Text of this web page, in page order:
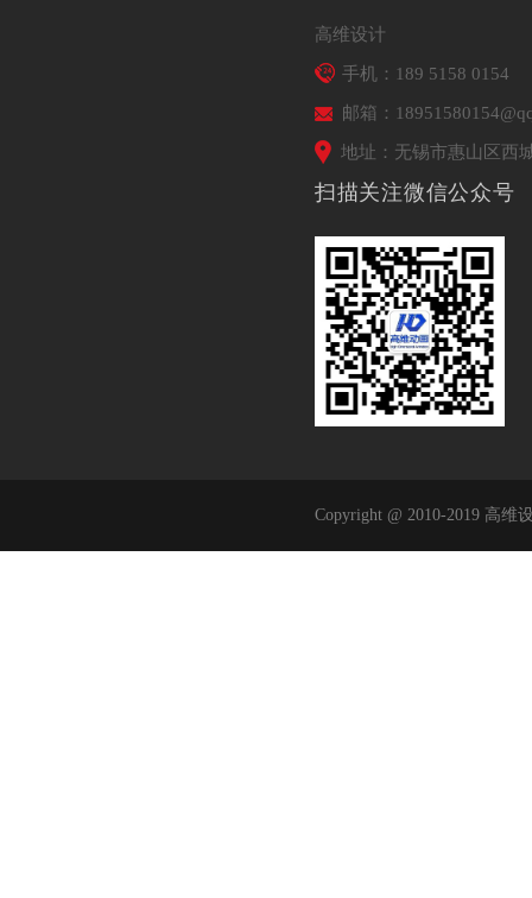
高维设计
手机：189 5158 0154
邮箱：
地址：无锡市惠山区西
扫描关注微信公众号
Copyright @ 2010-2019 高